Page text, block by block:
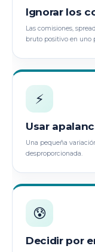
Ignorar los
Las comisiones,
bruto positivo en uno
⚡
Usar
Una pequeña
desproporcionada.
😰
Decidir por